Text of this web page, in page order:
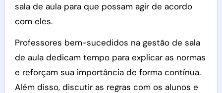
sala de aula para que possam agir de acordo
com eles.
Professores bem-sucedidos na gestão de sala
de aula dedicam tempo para explicar as normas
e reforçam sua importância de forma contínua.
Além disso, discutir as regras com os alunos e